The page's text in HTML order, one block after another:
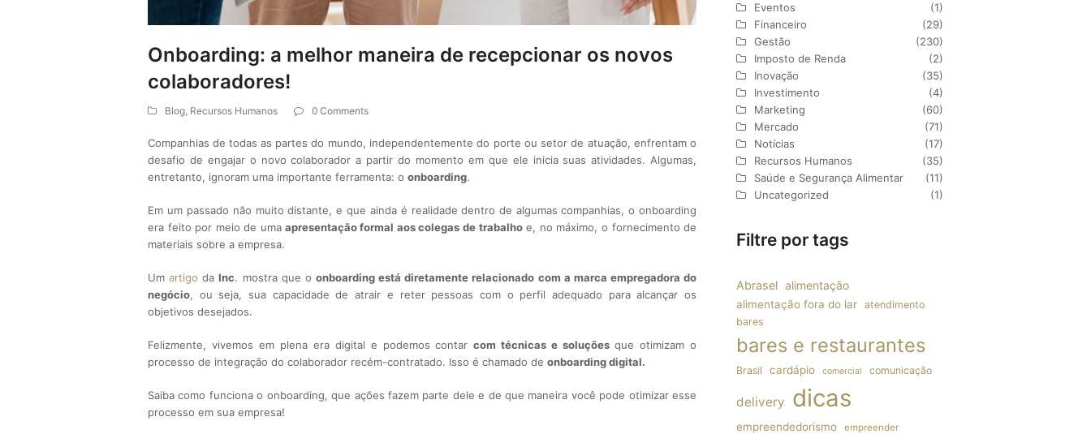
Onboarding: a melhor maneira de recepcionar os novos
colaboradores!
Blog, Recursos Humanos 0 Comments
Companhias de todas as partes do mundo, independentemente do porte ou setor de atuação, enfrentam o
desafio de engajar o novo colaborador a partir do momento em que ele inicia suas atividades. Algumas,
entretanto, ignoram uma importante ferramenta: o onboarding.
Em um passado não muito distante, e que ainda é realidade dentro de algumas companhias, o onboarding
era feito por meio de uma apresentação formal aos colegas de trabalhoe, no máximo, o fornecimento de
materiais sobre a empresa.
Um artigo daInc. mostra que oonboarding está diretamente relacionado com a marca empregadora do
negócio, ou seja, sua capacidade de atrair e reter pessoas com o perfil adequado para alcançar os
objetivos desejados.
Felizmente, vivemos em plena era digital e podemos contarcom técnicas e soluções que otimizam o
processo de integração do colaborador recém-contratado. Isso é chamado de onboarding digital.
Saiba como funciona o onboarding, que ações fazem parte dele e de que maneira você pode otimizar esse
processo em sua empresa!
Eventos
(1)
Financeiro
(29)
Gestão
(230)
Imposto de Renda
(2)
Inovação
(35)
Investimento
(4)
Marketing
(60)
Mercado
(71)
Notícias
(17)
Recursos Humanos
(35)
Saúde e Segurança Alimentar
(11)
Uncategorized
(1)
Filtre por tags
Abrasel alimentação
alimentação fora do lar
atendimento
bares
bares e restaurantes
Brasil cardápio comercial comunicação
delivery dicas
empreendedorismo
empreender